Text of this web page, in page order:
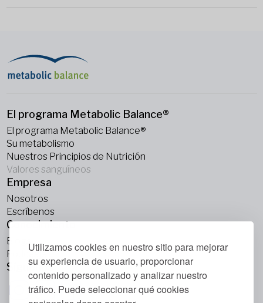
Utilizamos cookies en nuestro sitio para mejorar
su experiencia de usuario, proporcionar
contenido personalizado y analizar nuestro
tráfico. Puede seleccionar qué cookies
El programa Metabolic Balance®
El programa Metabolic Balance®
Su metabolismo
Nuestros Principios de Nutrición
Valores sanguíneos
Empresa
Nosotros
Escríbenos
Conocimiento
Blogs
Podcasts
Síguenos